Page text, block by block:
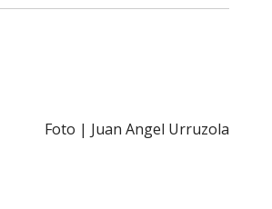
Foto | Juan Angel Urruzola